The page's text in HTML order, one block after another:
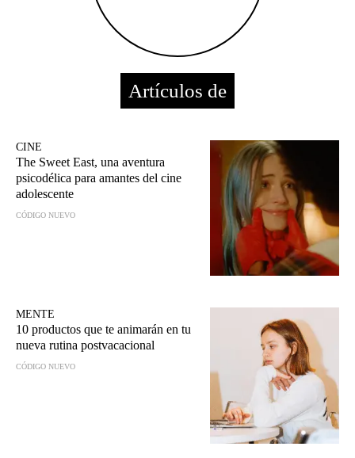
Artículos de
CINE
The Sweet East, una aventura
psicodélica para amantes del cine
adolescente
CÓDIGO NUEVO
MENTE
10 productos que te animarán en tu
nueva rutina postvacacional
CÓDIGO NUEVO